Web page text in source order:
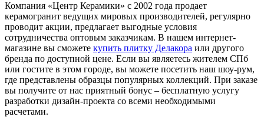
Компания «Центр Керамики» с 2002 года продает
керамогранит ведущих мировых производителей, регулярно
проводит акции, предлагает выгодные условия
сотрудничества оптовым заказчикам. В нашем интернет-
магазине вы сможете купить плитку Делакора или другого
бренда по доступной цене. Если вы являетесь жителем СПб
или гостите в этом городе, вы можете посетить наш шоу-рум,
где представлены образцы популярных коллекций. При заказе
вы получите от нас приятный бонус – бесплатную услугу
разработки дизайн-проекта со всеми необходимыми
расчетами.